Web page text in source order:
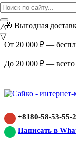
ВНИМАНИЕ
🎁 Выгодная
От 20 000 ₽ —
До 20 000 ₽ — всего
+8180-58-53-55-
Написать в
△
▽